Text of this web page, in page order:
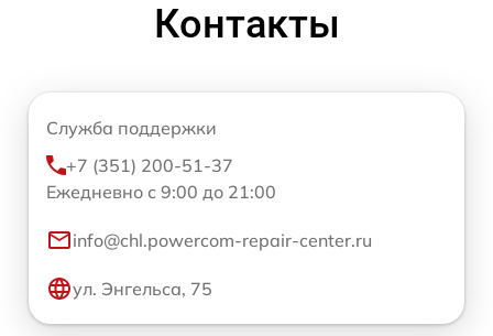
Контакты
Служба поддержки
+7 (351) 200-51-37
Ежедневно с 9:00 до 21:00
info@chl.powercom-repair-center.ru
ул. Энгельса, 75